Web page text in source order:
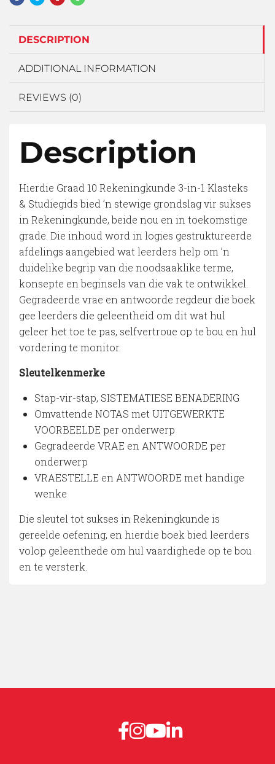
DESCRIPTION
ADDITIONAL INFORMATION
REVIEWS (0)
Description
Hierdie Graad 10 Rekeningkunde 3-in-1 Klasteks
& Studiegids bied ’n stewige grondslag vir sukses
in Rekeningkunde, beide nou en in toekomstige
grade. Die inhoud word in logies gestruktureerde
afdelings aangebied wat leerders help om ’n
duidelike begrip van die noodsaaklike terme,
konsepte en beginsels van die vak te ontwikkel.
Gegradeerde vrae en antwoorde regdeur die boek
gee leerders die geleentheid om dit wat hul
geleer het toe te pas, selfvertroue op te bou en hul
vordering te monitor.
Sleutelkenmerke
Stap-vir-stap, SISTEMATIESE BENADERING
Omvattende NOTAS met UITGEWERKTE
VOORBEELDE per onderwerp
Gegradeerde VRAE en ANTWOORDE per
onderwerp
VRAESTELLE en ANTWOORDE met handige
wenke
Die sleutel tot sukses in Rekeningkunde is
gereelde oefening, en hierdie boek bied leerders
volop geleenthede om hul vaardighede op te bou
en te versterk.